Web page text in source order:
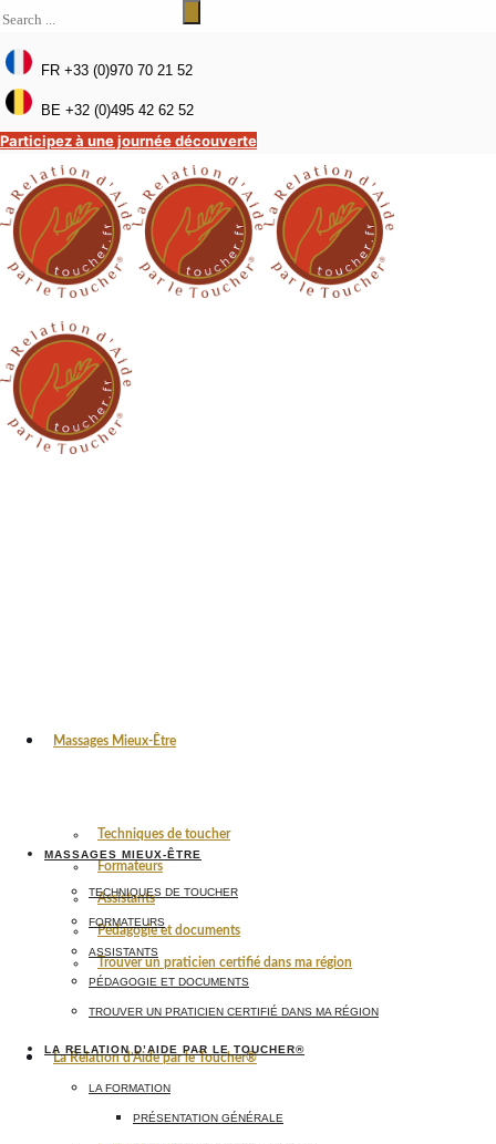
FR +33 (0)970 70 21 52
BE +32 (0)495 42 62 52
Participez à une journée découverte
Massages Mieux-Être
Techniques de toucher
Formateurs
Assistants
Pédagogie et documents
Trouver un praticien certifié dans ma région
La Relation d’Aide par le Toucher®
MASSAGES MIEUX-ÊTRE
TECHNIQUES DE TOUCHER
FORMATEURS
ASSISTANTS
PÉDAGOGIE ET DOCUMENTS
TROUVER UN PRATICIEN CERTIFIÉ DANS MA RÉGION
LA RELATION D’AIDE PAR LE TOUCHER®
LA FORMATION
PRÉSENTATION GÉNÉRALE